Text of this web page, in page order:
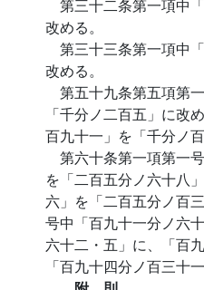
第三十二条第一項中
改める。
第三十三条第一項中
改める。
第五十九条第五項第
「千分ノ二百五」に改
百九十一」を「千分ノ
第六十条第一項第一
を「二百五分ノ六十八
六」を「二百五分ノ百
号中「百九十一分ノ六
六十二・五」に、「百
「百九十四分ノ百三十